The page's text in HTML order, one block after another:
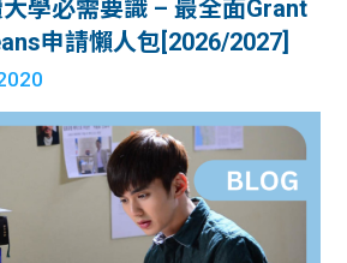
大學必需要識 – 最全面Grant
申請懶人包[2026/2027]